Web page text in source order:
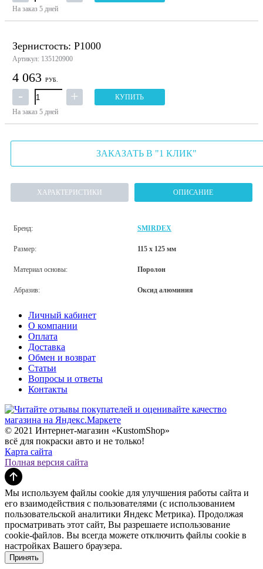
На заказ 5 дней
Зернистость: P1000
Артикул: 135120900
4 063 РУБ.
КУПИТЬ
На заказ 5 дней
ЗАКАЗАТЬ В "1 КЛИК"
ХАРАКТЕРИСТИКИ ОПИСАНИЕ
Бренд: SMIRDEX
Размер: 115 х 125 мм
Материал основы: Поролон
Абразив: Оксид алюминия
Личный кабинет
О компании
Оплата
Доставка
Обмен и возврат
Статьи
Вопросы и ответы
Контакты
© 2021 Интернет-магазин «KustomShop»
всё для покраски авто и не только!
Карта сайта
Полная версия сайта
Мы используем файлы cookie для улучшения работы сайта и
его взаимодействия с пользователями (с использованием
пользовательской аналитики Яндекс Метрика). Продолжая
просматривать этот сайт, Вы разрешаете использование
cookie-файлов. Вы всегда можете отключить файлы cookie в
настройках Вашего браузера.
Принять